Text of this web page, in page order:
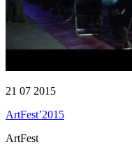
21 07 2015
ArtFest’2015
ArtFest